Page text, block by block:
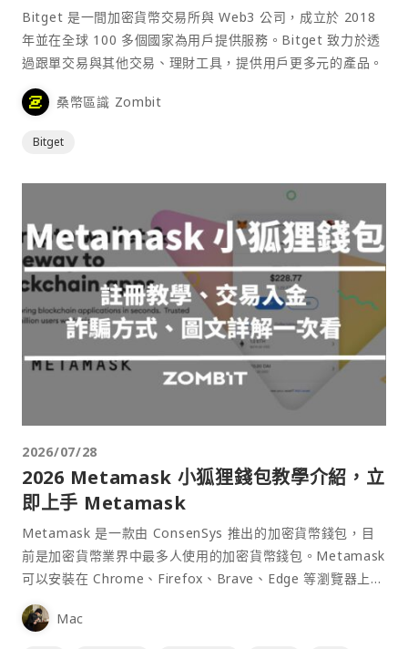
Bitget 是一間加密貨幣交易所與 Web3 公司，成立於 2018
年並在全球 100 多個國家為用戶提供服務。Bitget 致力於透
過跟單交易與其他交易、理財工具，提供用戶更多元的產品。
桑幣區識 Zombit
Bitget
2026/07/28
2026 Metamask 小狐狸錢包教學介紹，立
即上手 Metamask
Metamask 是一款由 ConsenSys 推出的加密貨幣錢包，目
前是加密貨幣業界中最多人使用的加密貨幣錢包。Metamask
可以安裝在 Chrome、Firefox、Brave、Edge 等瀏覽器上作
為插件使用，具備許多功能且使用上非常方便。
Mac